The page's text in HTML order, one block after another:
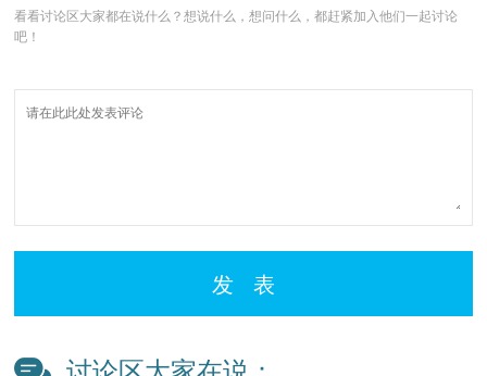
看看讨论区大家都在说什么？想说什么，想问什么，都赶紧加入他们一起讨论
吧！
发 表